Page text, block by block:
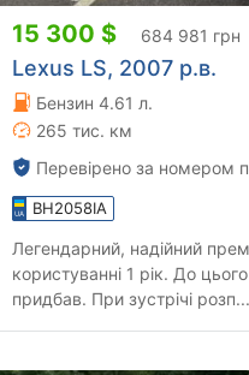
15 300 $ 684 981 грн
Lexus LS, 2007 р.в.
Бензин 4.61 л.
265 тис. км
Перевірено за номером
BH2058IA
Легендарний, надійний
користуванні 1 рік. До
придбав. При зустрічі розп...